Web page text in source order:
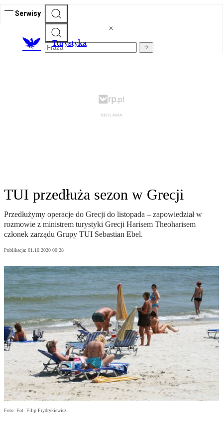
Serwisy
Turystyka
TUI przedłuża sezon w Grecji
Przedłużymy operacje do Grecji do listopada – zapowiedział w
rozmowie z ministrem turystyki Grecji Harisem Theoharisem
członek zarządu Grupy TUI Sebastian Ebel.
Publikacja: 01.10.2020 00:28
Foto: Fot. Filip Frydrykiewicz